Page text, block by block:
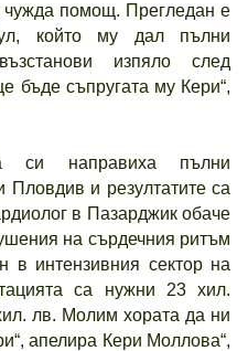
чужда помощ. Прегледан е
който му дал пълни
изпяло след
бъде съпругата му Кери“,
си направиха пълни
Пловдив и резултатите са
в Пазарджик обаче
на сърдечния ритъм
в интензивния сектор на
са нужни 23 хил.
лв. Молим хората да ни
апелира Кери Моллова“,